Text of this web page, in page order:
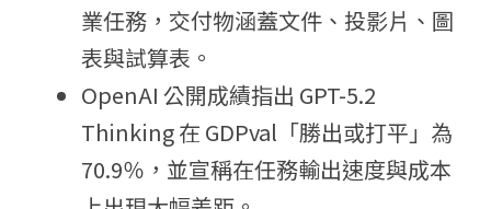
業任務，交付物涵蓋文件、投影片、圖
表與試算表。
OpenAI 公開成績指出 GPT-5.2
Thinking 在 GDPval「勝出或打平」為
70.9％，並宣稱在任務輸出速度與成本